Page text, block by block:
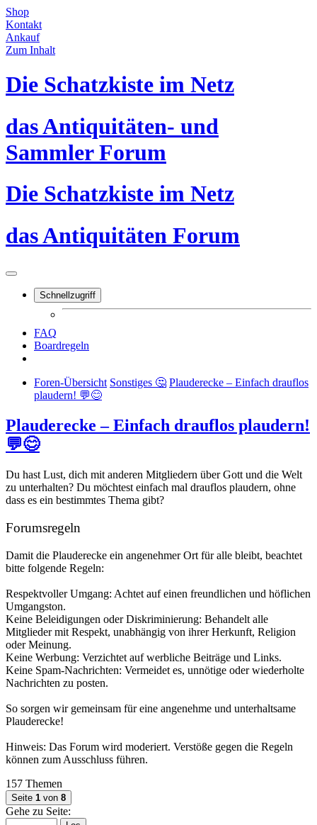
Shop
Kontakt
Ankauf
Zum Inhalt
Die Schatzkiste im Netz
das Antiquitäten- und
Sammler Forum
Die Schatzkiste im Netz
das Antiquitäten Forum
Schnellzugriff
FAQ
Boardregeln
Foren-Übersicht Sonstiges 🤔 Plauderecke – Einfach drauflos
plaudern! 💬😊
Plauderecke – Einfach drauflos plaudern!
💬😊
Du hast Lust, dich mit anderen Mitgliedern über Gott und die Welt
zu unterhalten? Du möchtest einfach mal drauflos plaudern, ohne
dass es ein bestimmtes Thema gibt?
Forumsregeln
Damit die Plauderecke ein angenehmer Ort für alle bleibt, beachtet
bitte folgende Regeln:
Respektvoller Umgang: Achtet auf einen freundlichen und höflichen
Umgangston.
Keine Beleidigungen oder Diskriminierung: Behandelt alle
Mitglieder mit Respekt, unabhängig von ihrer Herkunft, Religion
oder Meinung.
Keine Werbung: Verzichtet auf werbliche Beiträge und Links.
Keine Spam-Nachrichten: Vermeidet es, unnötige oder wiederholte
Nachrichten zu posten.
So sorgen wir gemeinsam für eine angenehme und unterhaltsame
Plauderecke!
Hinweis: Das Forum wird moderiert. Verstöße gegen die Regeln
können zum Ausschluss führen.
157 Themen
Seite 1 von 8
Gehe zu Seite: